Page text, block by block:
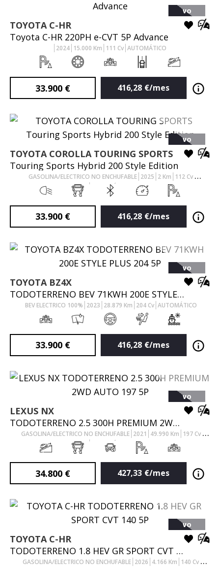
VO
TOYOTA C-HR
Toyota C-HR 220PH e-CVT 5P Advance
2024 15.000 Km 111 Cv AUTOMÁTICO
33.900 € 416,28 €/mes
VO
TOYOTA COROLLA TOURING SPORTS
Touring Sports Hybrid 200 Style Edition
GASOLINA/ELECTRICO NO ENCHUFABLE 2025 2 Km 112 Cv
AUTOMÁTICO
33.900 € 416,28 €/mes
VO
TOYOTA BZ4X
TODOTERRENO BEV 71KWH 200E STYLE PLUS 204 5P
BEV ELECTRICO 100% 2023 28.879 Km 204Cv AUTOMÁTICO
33.900 € 416,28 €/mes
VO
LEXUS NX
TODOTERRENO 2.5 300H PREMIUM 2WD AUTO 197 5P
GASOLINA/ELECTRICO NO ENCHUFABLE 2021 49.990 Km 197Cv
AUTOMÁTICO
34.800 € 427,33 €/mes
VO
TOYOTA C-HR
TODOTERRENO 1.8 HEV GR SPORT CVT 140 5P
GASOLINA/ELECTRICO NO ENCHUFABLE 2026 4.166 Km 140 Cv